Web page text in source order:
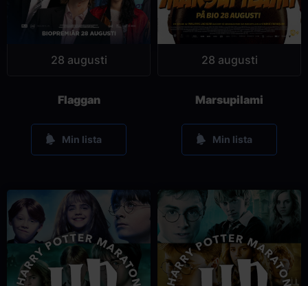
28 augusti
Flaggan
Min lista
28 augusti
Marsupilami
Min lista